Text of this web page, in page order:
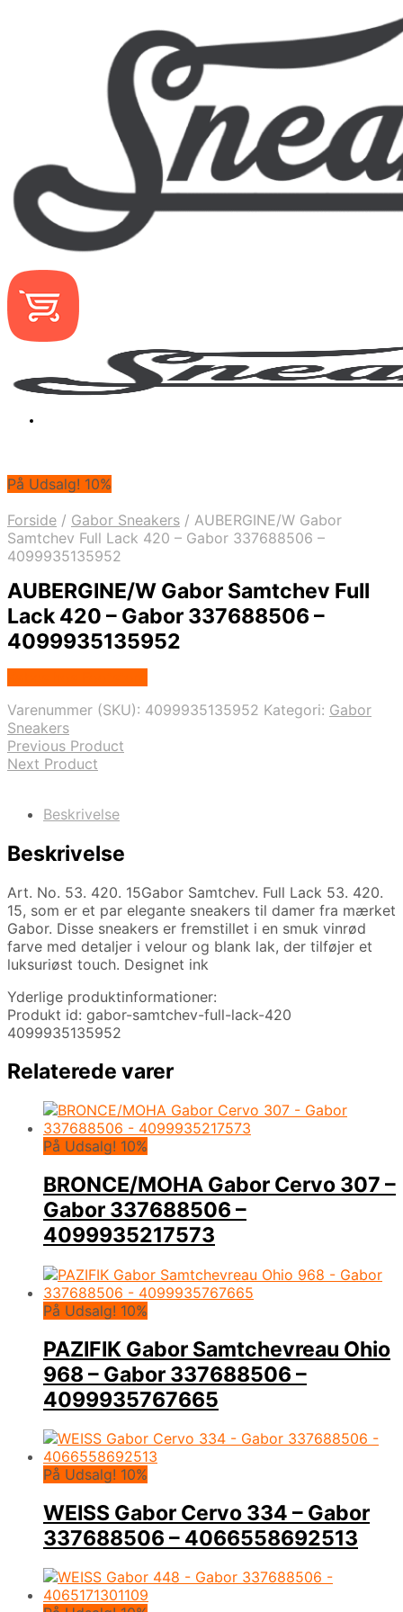
På Udsalg! 10%
Forside / Gabor Sneakers / AUBERGINE/W Gabor
Samtchev Full Lack 420 – Gabor 337688506 –
4099935135952
AUBERGINE/W Gabor Samtchev Full
Lack 420 – Gabor 337688506 –
4099935135952
Varenummer (SKU): 4099935135952 Kategori: Gabor
Sneakers
Previous Product
Next Product
Beskrivelse
Beskrivelse
Art. No. 53. 420. 15Gabor Samtchev. Full Lack 53. 420.
15, som er et par elegante sneakers til damer fra mærket
Gabor. Disse sneakers er fremstillet i en smuk vinrød
farve med detaljer i velour og blank lak, der tilføjer et
luksuriøst touch. Designet ink
Yderlige produktinformationer:
Produkt id: gabor-samtchev-full-lack-420
4099935135952
Relaterede varer
På Udsalg! 10%
BRONCE/MOHA Gabor Cervo 307 –
Gabor 337688506 –
4099935217573
På Udsalg! 10%
PAZIFIK Gabor Samtchevreau Ohio
968 – Gabor 337688506 –
4099935767665
På Udsalg! 10%
WEISS Gabor Cervo 334 – Gabor
337688506 – 4066558692513